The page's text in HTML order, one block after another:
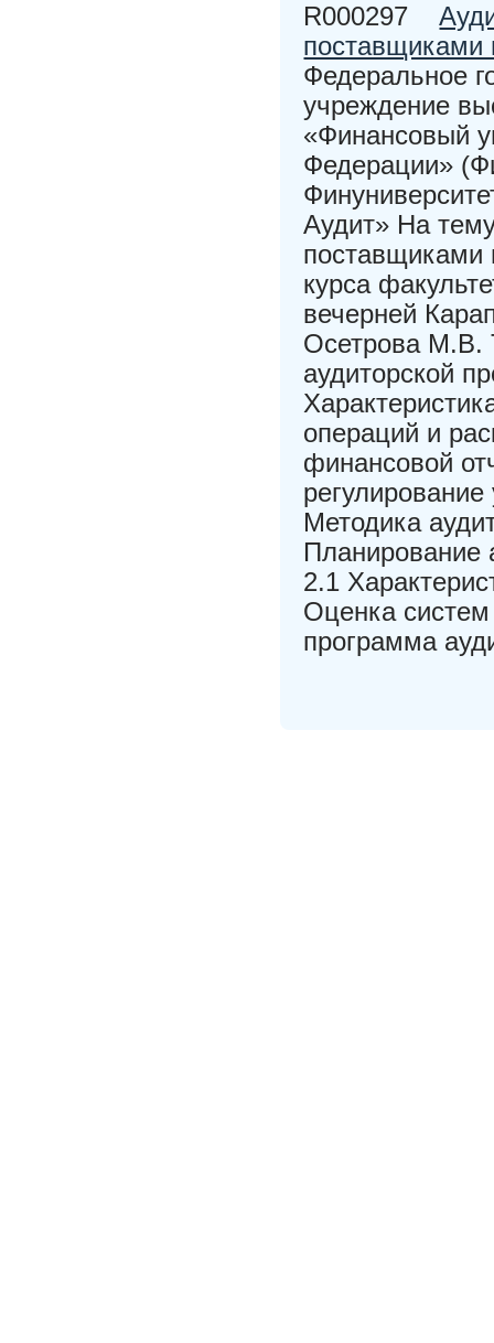
R000297
поставщиками
Федеральное
учреждение
«Финансовый
Федерации»
Аудит» На
поставщиками
курса
вечерней
Осетрова М.В.
аудиторской
операций и
финансовой
Методика
Планирование
2.1
Оценка систем
программа